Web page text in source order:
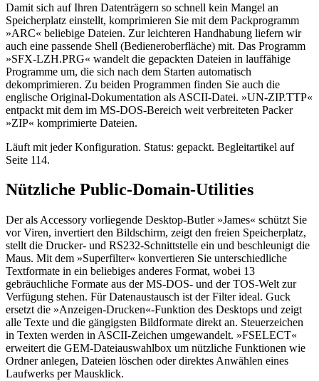
Damit sich auf Ihren Datenträgern so schnell kein Mangel an
Speicherplatz einstellt, komprimieren Sie mit dem Packprogramm
»ARC« beliebige Dateien. Zur leichteren Handhabung liefern wir
auch eine passende Shell (Bedieneroberfläche) mit. Das Programm
»SFX-LZH.PRG« wandelt die gepackten Dateien in lauffähige
Programme um, die sich nach dem Starten automatisch
dekomprimieren. Zu beiden Programmen finden Sie auch die
englische Original-Dokumentation als ASCII-Datei. »UN-ZIP.TTP«
entpackt mit dem im MS-DOS-Bereich weit verbreiteten Packer
»ZIP« komprimierte Dateien.
Läuft mit jeder Konfiguration. Status: gepackt. Begleitartikel auf
Seite 114.
Nützliche Public-Domain-Utilities
Der als Accessory vorliegende Desktop-Butler »James« schützt Sie
vor Viren, invertiert den Bildschirm, zeigt den freien Speicherplatz,
stellt die Drucker- und RS232-Schnittstelle ein und beschleunigt die
Maus. Mit dem »Superfilter« konvertieren Sie unterschiedliche
Textformate in ein beliebiges anderes Format, wobei 13
gebräuchliche Formate aus der MS-DOS- und der TOS-Welt zur
Verfügung stehen. Für Datenaustausch ist der Filter ideal. Guck
ersetzt die »Anzeigen-Drucken«-Funktion des Desktops und zeigt
alle Texte und die gängigsten Bildformate direkt an. Steuerzeichen
in Texten werden in ASCII-Zeichen umgewandelt. »FSELECT«
erweitert die GEM-Dateiauswahlbox um nützliche Funktionen wie
Ordner anlegen, Dateien löschen oder direktes Anwählen eines
Laufwerks per Mausklick.